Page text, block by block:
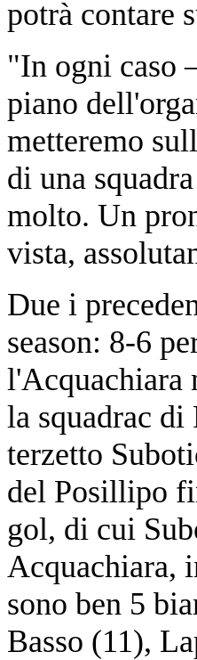
potrà contare
"In ogni caso
piano
metteremo
di una
molto. Un
vista,
Due i
season: 8-6
l'Acquachiara
la squadrac di
terzetto
del Posillipo
gol, di cui
Acquachiara,
sono ben 5
Basso (11),